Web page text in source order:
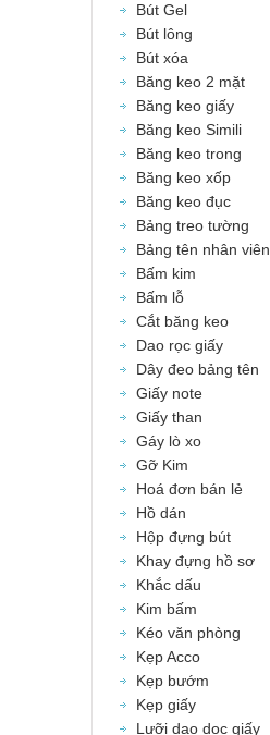
Bút Gel
Bút lông
Bút xóa
Băng keo 2 mặt
Băng keo giấy
Băng keo Simili
Băng keo trong
Băng keo xốp
Băng keo đục
Bảng treo tường
Bảng tên nhân viên
Bấm kim
Bấm lỗ
Cắt băng keo
Dao rọc giấy
Dây đeo bảng tên
Giấy note
Giấy than
Gáy lò xo
Gỡ Kim
Hoá đơn bán lẻ
Hồ dán
Hộp đựng bút
Khay đựng hồ sơ
Khắc dấu
Kim bấm
Kéo văn phòng
Kẹp Acco
Kẹp bướm
Kẹp giấy
Lưỡi dao dọc giấy